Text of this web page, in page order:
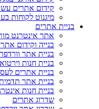
קידום אתרים
מיגנוט לקוחות
בניית אתרים
אתר אינטרנט
בנייה וקידום
בניית אתר
בניית חנות
בניית אתרים
בניית אתר
בניית חנות
שדרוג אתרים